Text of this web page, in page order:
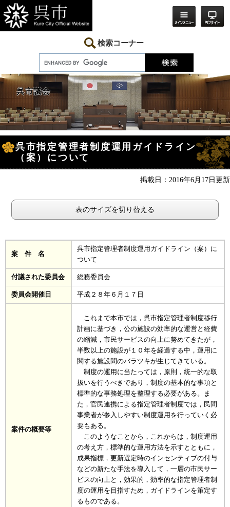
ー
ジ
の
ニ
ュ
ー
て
検索コーナー
呉市議会
文
呉市指定管理者制度運用ガイドライン
（案）について
掲載日：2016年6月17日更新
表のサイズを切り替える
案 件 名
呉市指定管理者制度運用ガイドライン（案）に
ついて
付議された委員会 総務委員会
委員会開催日 平成２８年６月１７日
案件の概要等
これまで本市では，呉市指定管理者制度移行
計画に基づき，公の施設の効率的な運営と経費
の縮減，市民サービスの向上に努めてきたが，
半数以上の施設が１０年を経過する中，運用に
関する施設間のバラツキが生じてきている。
制度の運用に当たっては，原則，統一的な取
扱いを行うべきであり，制度の基本的な事項と
標準的な事務処理を整理する必要がある。ま
た，官民連携による指定管理者制度では，民間
事業者が参入しやすい制度運用を行っていく必
要もある。
このようなことから，これからは，制度運用
の考え方，標準的な運用方法を示すとともに，
成果指標，更新選定時のインセンティブの付与
などの新たな手法を導入して，一層の市民サー
ビスの向上と，効果的，効率的な指定管理者制
度の運用を目指すため，ガイドラインを策定す
るものである。